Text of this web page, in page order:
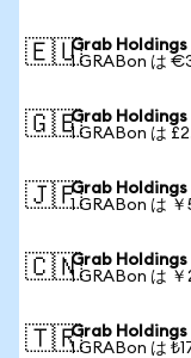
🇪🇺Grab Holdings
1 GRABon は
🇬🇧Grab Holdings
1 GRABon は
🇯🇵Grab Holdings
1 GRABon は
🇨🇳Grab Holdings
1 GRABon は
🇹🇷Grab Holdings
1 GRABon は